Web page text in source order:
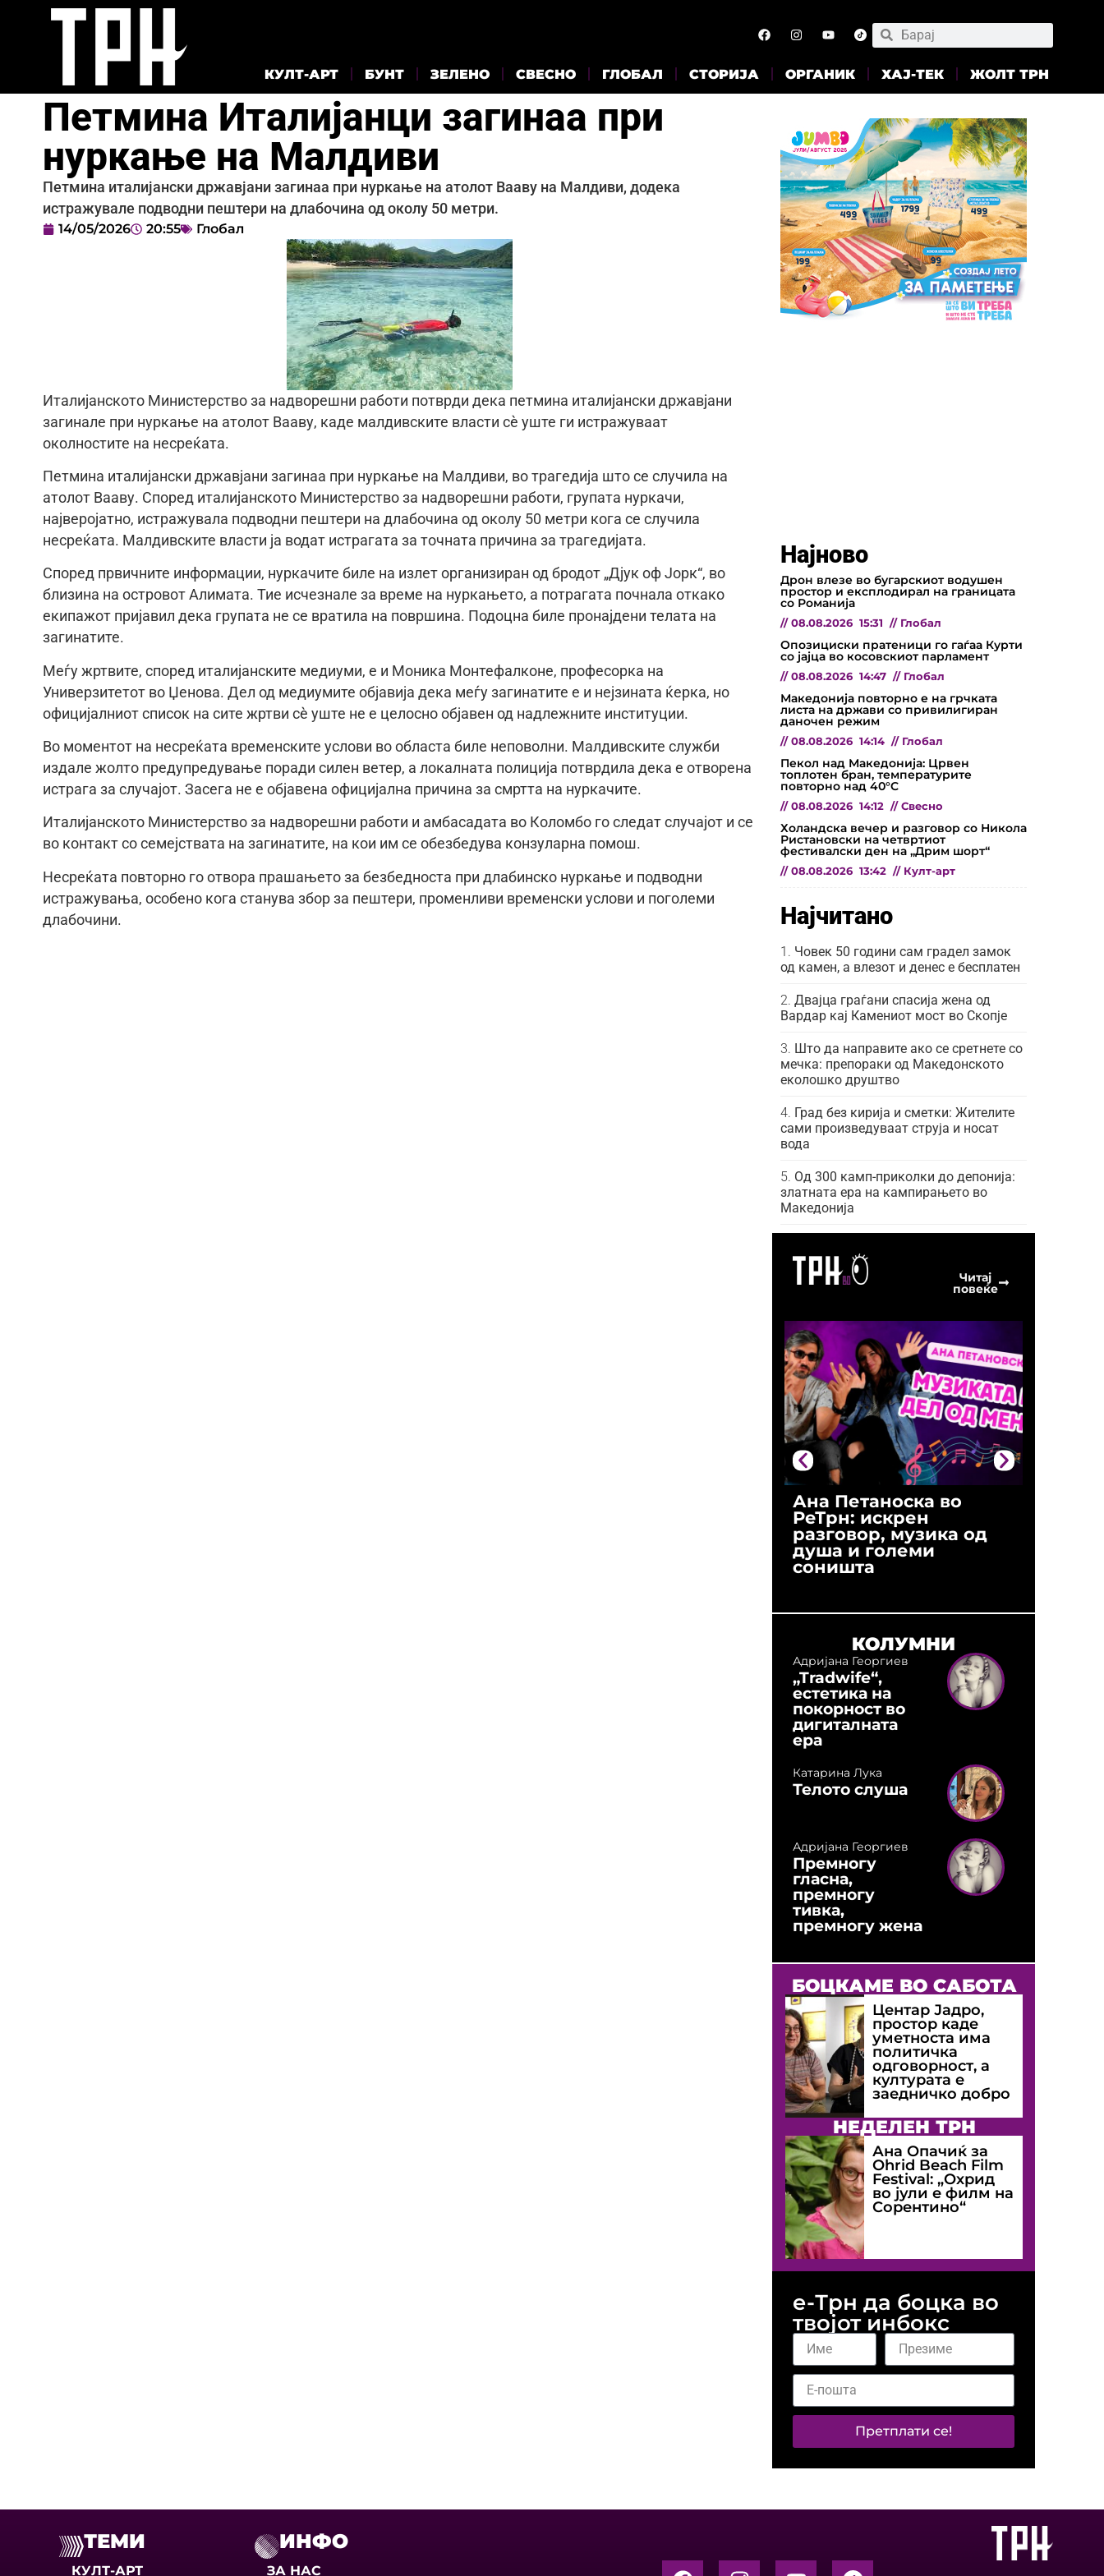
КУЛТ-АРТ БУНТ ЗЕЛЕНО СВЕСНО ГЛОБАЛ СТОРИЈА ОРГАНИК ХАЈ-ТЕК ЖОЛТ ТРН
Петмина Италијанци загинаа при
нуркање на Малдиви
Петмина италијански државјани загинаа при нуркање на атолот Вааву на Малдиви, додека
истражувале подводни пештери на длабочина од околу 50 метри.
14/05/2026 20:55 Глобал
Италијанското Министерство за надворешни работи потврди дека петмина италијански државјани
загинале при нуркање на атолот Вааву, каде малдивските власти сè уште ги истражуваат
околностите на несреќата.
Петмина италијански државјани загинаа при нуркање на Малдиви, во трагедија што се случила на
атолот Вааву. Според италијанското Министерство за надворешни работи, групата нуркачи,
најверојатно, истражувала подводни пештери на длабочина од околу 50 метри кога се случила
несреќата. Малдивските власти ја водат истрагата за точната причина за трагедијата.
Според првичните информации, нуркачите биле на излет организиран од бродот „Дјук оф Јорк“, во
близина на островот Алимата. Тие исчезнале за време на нуркањето, а потрагата почнала откако
екипажот пријавил дека групата не се вратила на површина. Подоцна биле пронајдени телата на
загинатите.
Меѓу жртвите, според италијанските медиуми, е и Моника Монтефалконе, професорка на
Универзитетот во Џенова. Дел од медиумите објавија дека меѓу загинатите е и нејзината ќерка, но
официјалниот список на сите жртви сè уште не е целосно објавен од надлежните институции.
Во моментот на несреќата временските услови во областа биле неповолни. Малдивските служби
издале жолто предупредување поради силен ветер, а локалната полиција потврдила дека е отворена
истрага за случајот. Засега не е објавена официјална причина за смртта на нуркачите.
Италијанското Министерство за надворешни работи и амбасадата во Коломбо го следат случајот и се
во контакт со семејствата на загинатите, на кои им се обезбедува конзуларна помош.
Несреќата повторно го отвора прашањето за безбедноста при длабинско нуркање и подводни
истражувања, особено кога станува збор за пештери, променливи временски услови и поголеми
длабочини.
Најново
Дрон влезе во бугарскиот водушен
простор и експлодирал на границата
со Романија
// 08.08.2026 15:31 // Глобал
Опозициски пратеници го гаѓаа Курти
со јајца во косовскиот парламент
// 08.08.2026 14:47 // Глобал
Македонија повторно е на грчката
листа на држави со привилигиран
даночен режим
// 08.08.2026 14:14 // Глобал
Пекол над Македонија: Црвен
топлотен бран, температурите
повторно над 40°C
// 08.08.2026 14:12 // Свесно
Холандска вечер и разговор со Никола
Ристановски на четвртиот
фестивалски ден на „Дрим шорт“
// 08.08.2026 13:42 // Култ-арт
Најчитано
Човек 50 години сам градел замок
од камен, а влезот и денес е бесплатен
Двајца граѓани спасија жена од
Вардар кај Камениот мост во Скопје
Што да направите ако се сретнете со
мечка: препораки од Македонското
еколошко друштво
Град без кирија и сметки: Жителите
сами произведуваат струја и носат
вода
Од 300 камп-приколки до депонија:
златната ера на кампирањето во
Македонија
Читај
повеќе
Ана Петаноска во
РеТрн: искрен
разговор, музика од
душа и големи
соништа
КОЛУМНИ
Адријана Георгиев
„Tradwife“,
естетика на
покорност во
дигиталната
ера
Катарина Лука
Телото слуша
Адријана Георгиев
Премногу
гласна,
премногу
тивка,
премногу жена
БОЦКАМЕ ВО САБОТА
Центар Јадро,
простор каде
уметноста има
политичка
одговорност, а
културата е
заедничко добро
НЕДЕЛЕН ТРН
Ана Опачиќ за
Оhrid Beach Film
Festival: „Охрид
во јули е филм на
Сорентино“
е-Трн да боцка во
твојот инбокс
Претплати се!
ТЕМИ
КУЛТ-АРТ
ИНФО
ЗА НАС